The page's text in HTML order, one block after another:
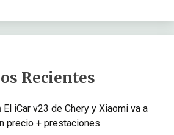
Recientes
El iCar v23 de Chery y Xiaomi va a
precio + prestaciones